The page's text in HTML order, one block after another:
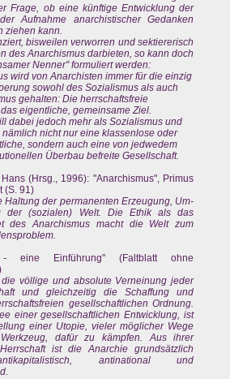
Frage, ob eine künftige Entwicklung der
Aufnahme anarchistischer Gedanken
ziehen kann.
bisweilen verworren und sektiererisch
des Anarchismus darbieten, so kann doch
Nenner" formuliert werden:
wird von Anarchisten immer für die einzig
sowohl des Sozialismus als auch
gehalten: Die herrschaftsfreie
eigentliche, gemeinsame Ziel.
dabei jedoch mehr als Sozialismus und
nämlich nicht nur eine klassenlose oder
sondern auch eine von jedwedem
Überbau befreite Gesellschaft.
(Hrsg., 1996): "Anarchismus", Primus
(S. 91)
Haltung der permanenten Erzeugung, Um-
der (sozialen) Welt. Die Ethik als das
des Anarchismus macht die Welt zum
eine Einführung" (Faltblatt ohne
völlige und absolute Verneinung jeder
und gleichzeitig die Schaffung und
gesellschaftlichen Ordnung.
einer gesellschaftlichen Entwicklung, ist
einer Utopie, vieler möglicher Wege
dafür zu kämpfen. Aus ihrer
ist die Anarchie grundsätzlich
antinational und